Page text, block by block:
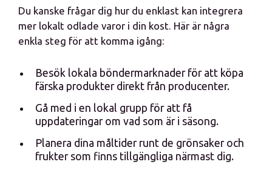
Du kanske frågar dig hur du enklast kan integrera
mer lokalt odlade varor i din kost. Här är några
enkla steg för att komma igång:
Besök lokala böndermarknader för att köpa
färska produkter direkt från producenter.
Gå med i en lokal grupp för att få
uppdateringar om vad som är i säsong.
Planera dina måltider runt de grönsaker och
frukter som finns tillgängliga närmast dig.